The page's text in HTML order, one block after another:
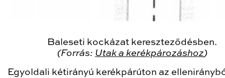
Baleseti kockázat kereszteződésben.
(Forrás: Utak a kerékpározáshoz)
Egyoldali kétirányú kerékpárúton az